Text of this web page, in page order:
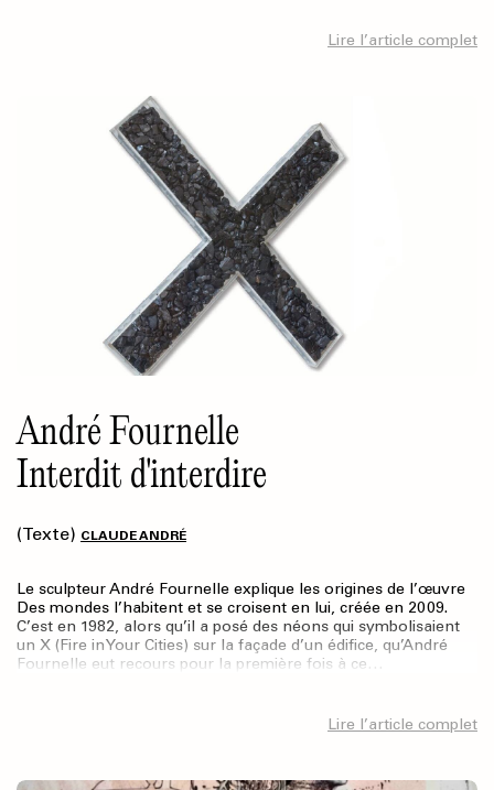
Lire l’article complet
André Fournelle
Interdit d'interdire
(Texte) CLAUDE ANDRÉ
Le sculpteur André Fournelle explique les origines de l’œuvre
Des mondes l’habitent et se croisent en lui, créée en 2009.
C’est en 1982, alors qu’il a posé des néons qui symbolisaient
un X (Fire in Your Cities) sur la façade d’un édifice, qu’André
Fournelle eut recours pour la première fois à ce…
Lire l’article complet